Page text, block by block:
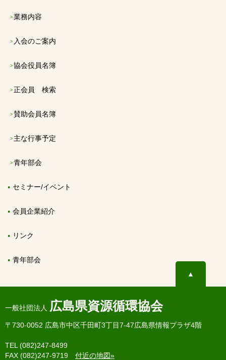
業務内容
入会のご案内
協会役員名簿
正会員 検索
賛助会員名簿
主な行事予定
青年部会
セミナー/イベント
会員企業紹介
リンク
青年部会
▲
一般社団法人 広島県資源循環協会
〒730-0052 広島市中区千田町3丁目7-47広島県情報プラザ4階
TEL (082)247-8499
FAX (082)247-9719
付近の地図»